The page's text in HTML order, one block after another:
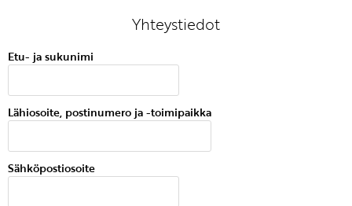
Yhteystiedot
Etu- ja sukunimi
Lähiosoite, postinumero ja -toimipaikka
Sähköpostiosoite